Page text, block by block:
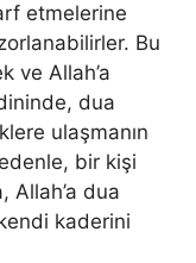
etmelerine
Bu
ve Allah’a
dua
ulaşmanın
bir kişi
Allah’a dua
kaderini